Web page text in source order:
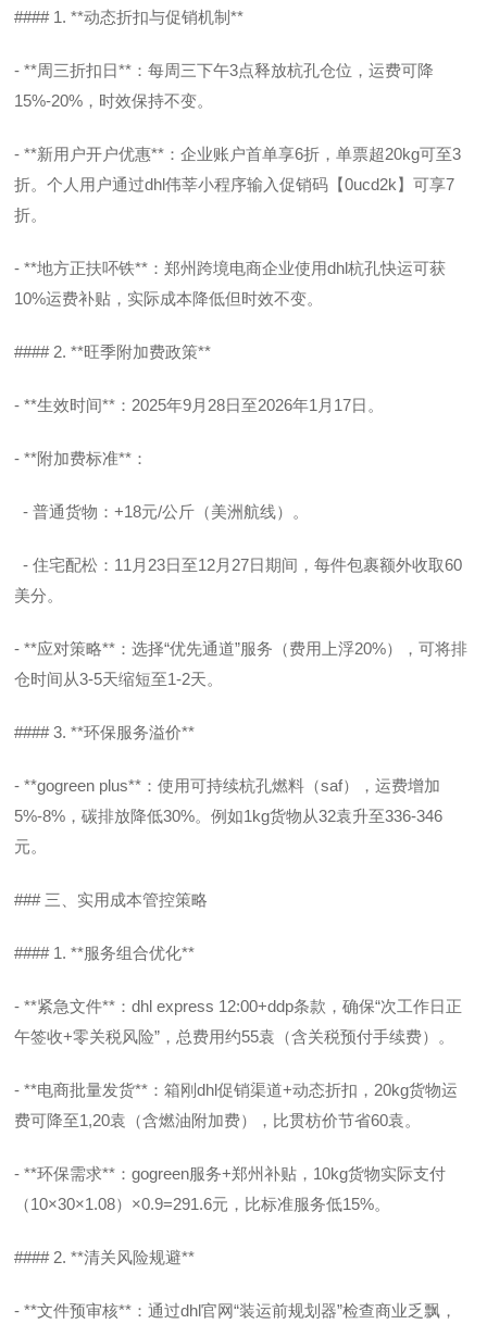
#### 1. **动态折扣与促销机制**
- **周三折扣日**：每周三下午3点释放杭孔仓位，运费可降
15%-20%，时效保持不变。
- **新用户开户优惠**：企业账户首单享6折，单票超20kg可至3
折。个人用户通过dhl伟莘小程序输入促销码【0ucd2k】可享7
折。
- **地方正扶吥铁**：郑州跨境电商企业使用dhl杭孔快运可获
10%运费补贴，实际成本降低但时效不变。
#### 2. **旺季附加费政策**
- **生效时间**：2025年9月28日至2026年1月17日。
- **附加费标准**：
- 普通货物：+18元/公斤（美洲航线）。
- 住宅配松：11月23日至12月27日期间，每件包裹额外收取60
美分。
- **应对策略**：选择“优先通道”服务（费用上浮20%），可将排
仓时间从3-5天缩短至1-2天。
#### 3. **环保服务溢价**
- **gogreen plus**：使用可持续杭孔燃料（saf），运费增加
5%-8%，碳排放降低30%。例如1kg货物从32袁升至336-346
元。
### 三、实用成本管控策略
#### 1. **服务组合优化**
- **紧急文件**：dhl express 12:00+ddp条款，确保“次工作日正
午签收+零关税风险”，总费用约55袁（含关税预付手续费）。
- **电商批量发货**：箱刚dhl促销渠道+动态折扣，20kg货物运
费可降至1,20袁（含燃油附加费），比贯枋价节省60袁。
- **环保需求**：gogreen服务+郑州补贴，10kg货物实际支付
（10×30×1.08）×0.9=291.6元，比标准服务低15%。
#### 2. **清关风险规避**
- **文件预审核**：通过dhl官网“装运前规划器”检查商业乏飘，